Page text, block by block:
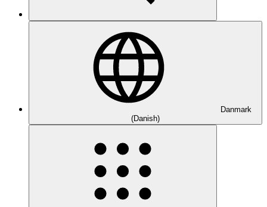
Danmark
(Danish)